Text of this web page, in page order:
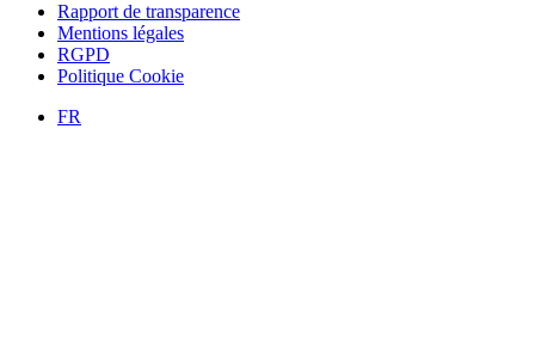
Rapport de transparence
Mentions légales
RGPD
Politique Cookie
FR